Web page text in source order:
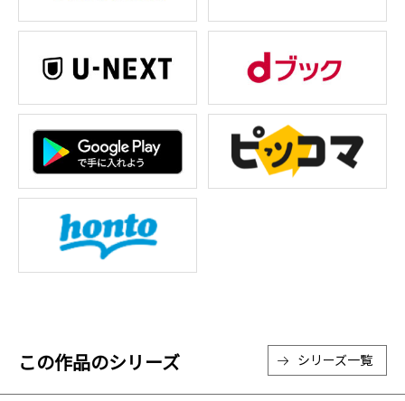
この作品のシリーズ シリーズ一覧